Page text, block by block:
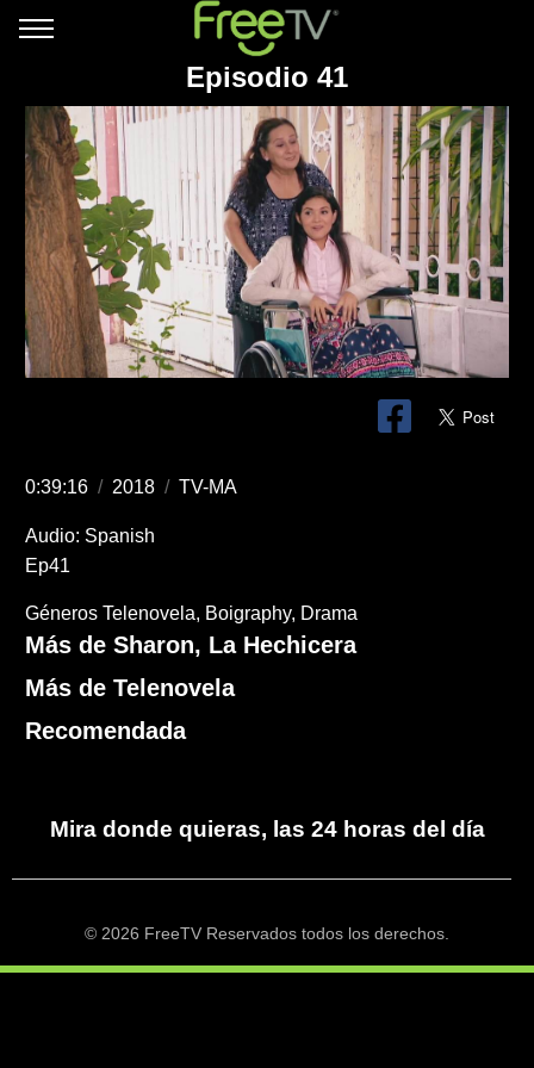
Episodio 41
0:39:16 / 2018 / TV-MA
Audio: Spanish
Ep41
Géneros Telenovela Boigraphy Drama
Más de Sharon, La Hechicera
Más de Telenovela
Recomendada
Mira donde quieras, las 24 horas del día
© 2026 FreeTV Reservados todos los derechos.